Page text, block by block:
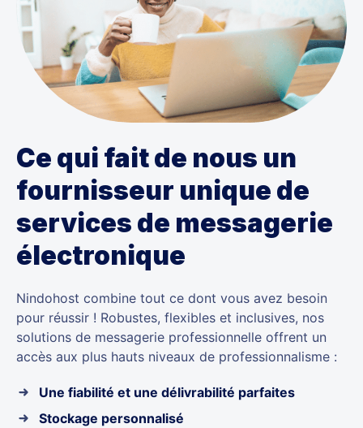
Ce qui fait de nous un
fournisseur unique de
services de messagerie
électronique
Nindohost combine tout ce dont vous avez besoin
pour réussir ! Robustes, flexibles et inclusives, nos
solutions de messagerie professionnelle offrent un
accès aux plus hauts niveaux de professionnalisme :
Une fiabilité et une délivrabilité parfaites
Stockage personnalisé